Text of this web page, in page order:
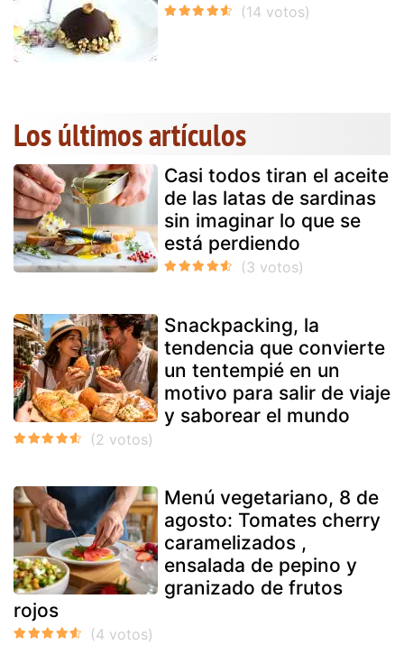
Los últimos artículos
Casi todos tiran el aceite
de las latas de sardinas
sin imaginar lo que se
está perdiendo
Snackpacking, la
tendencia que convierte
un tentempié en un
motivo para salir de viaje
y saborear el mundo
Menú vegetariano, 8 de
agosto: Tomates cherry
caramelizados ,
ensalada de pepino y
granizado de frutos
rojos